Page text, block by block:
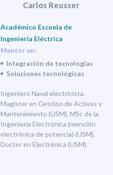
Carlos Reusser
Académico Escuela de
Ingeniería Eléctrica
Mentor en:
Integración de tecnologías
Soluciones tecnológicas
Ingeniero Naval electricista.
Magíster en Gestión de Activos y
Mantenimiento (USM), MSc de la
Ingeniería Electrónica (mención
electrónica de potencia) (USM),
Doctor en Electrónica (USM).